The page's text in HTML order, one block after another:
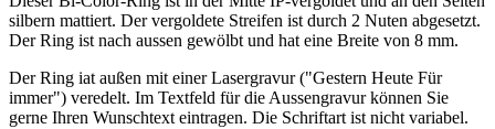
silbern mattiert. Der vergoldete Streifen ist durch 2 Nuten abgesetzt.
Der Ring ist nach aussen gewölbt und hat eine Breite von 8 mm.
Der Ring iat außen mit einer Lasergravur ("Gestern Heute Für
immer") veredelt. Im Textfeld für die Aussengravur können Sie
gerne Ihren Wunschtext eintragen. Die Schriftart ist nicht variabel.